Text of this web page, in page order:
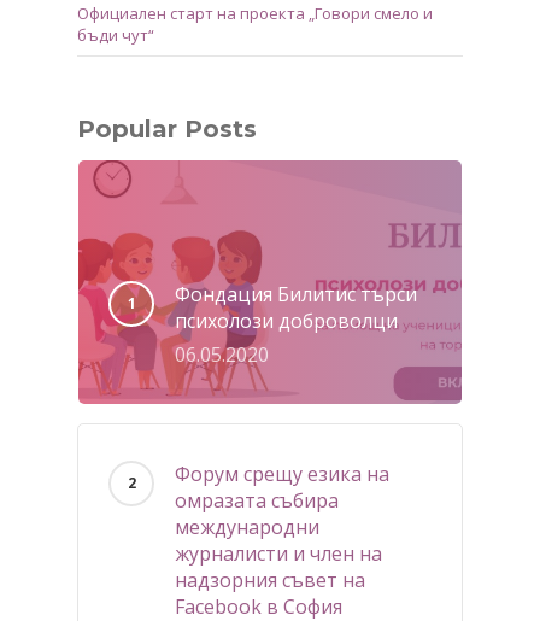
Официален старт на проекта „Говори смело и
бъди чут“
Popular Posts
Фондация Билитис търси
психолози доброволци
06.05.2020
Форум срещу езика на
омразата събира
международни
журналисти и член на
надзорния съвет на
Facebook в София